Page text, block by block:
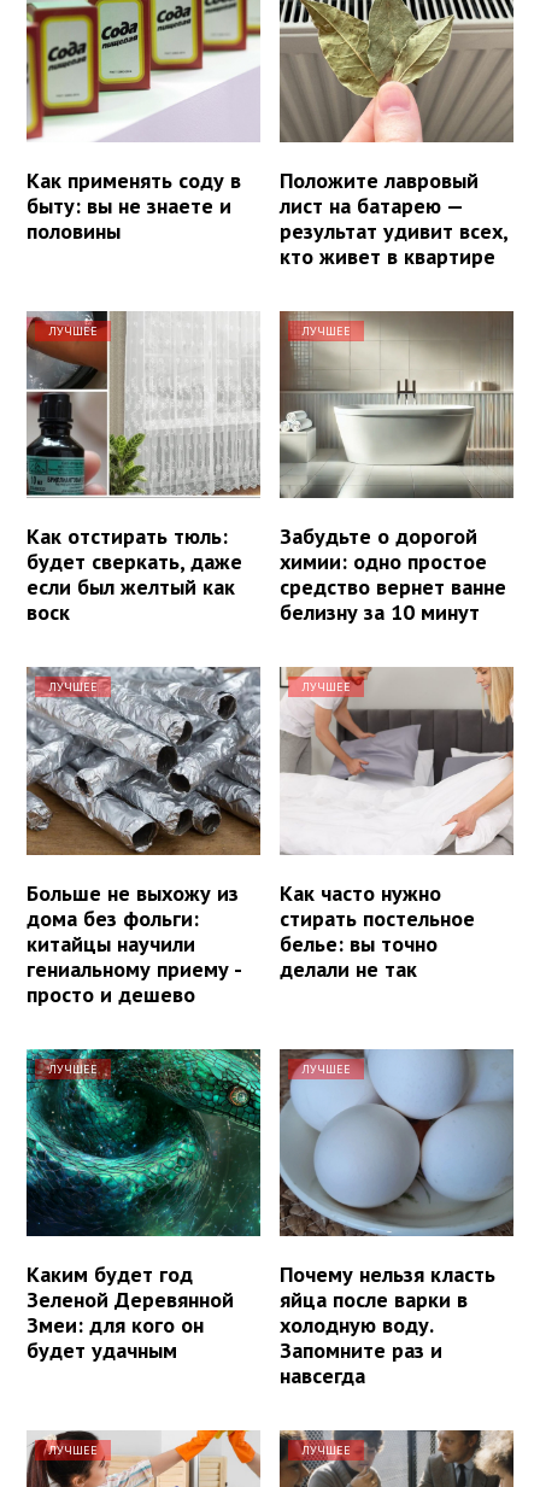
Как применять соду в
быту: вы не знаете и
половины
Положите лавровый
лист на батарею —
результат удивит всех,
кто живет в квартире
ЛУЧШЕЕ
Как отстирать тюль:
будет сверкать, даже
если был желтый как
воск
ЛУЧШЕЕ
Забудьте о дорогой
химии: одно простое
средство вернет ванне
белизну за 10 минут
ЛУЧШЕЕ
Больше не выхожу из
дома без фольги:
китайцы научили
гениальному приему -
просто и дешево
ЛУЧШЕЕ
Как часто нужно
стирать постельное
белье: вы точно
делали не так
ЛУЧШЕЕ
Каким будет год
Зеленой Деревянной
Змеи: для кого он
будет удачным
ЛУЧШЕЕ
Почему нельзя класть
яйца после варки в
холодную воду.
Запомните раз и
навсегда
ЛУЧШЕЕ ЛУЧШЕЕ